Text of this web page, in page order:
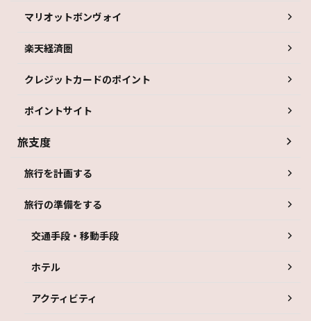
マリオットボンヴォイ
楽天経済圏
クレジットカードのポイント
ポイントサイト
旅支度
旅行を計画する
旅行の準備をする
交通手段・移動手段
ホテル
アクティビティ